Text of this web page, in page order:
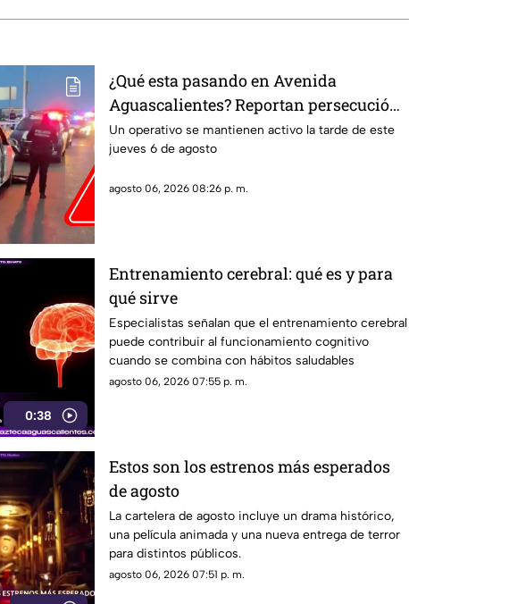
¿Qué esta pasando en Avenida
Aguascalientes? Reportan persecución
y accidente vehicular
Un operativo se mantienen activo la tarde de este
jueves 6 de agosto
agosto 06, 2026 08:26 p. m.
0:38
Entrenamiento cerebral: qué es y para
qué sirve
Especialistas señalan que el entrenamiento cerebral
puede contribuir al funcionamiento cognitivo
cuando se combina con hábitos saludables
agosto 06, 2026 07:55 p. m.
Estos son los estrenos más esperados
de agosto
La cartelera de agosto incluye un drama histórico,
una película animada y una nueva entrega de terror
para distintos públicos.
agosto 06, 2026 07:51 p. m.